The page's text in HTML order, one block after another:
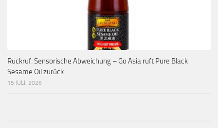
Rückruf: Sensorische Abweichung – Go Asia ruft Pure Black
Sesame Oil zurück
15 JULI, 2026